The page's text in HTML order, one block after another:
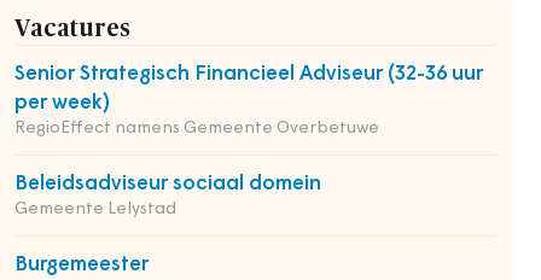
Vacatures
Senior Strategisch Financieel Adviseur (32-36 uur
per week)
RegioEffect namens Gemeente Overbetuwe
Beleidsadviseur sociaal domein
Gemeente Lelystad
Burgemeester